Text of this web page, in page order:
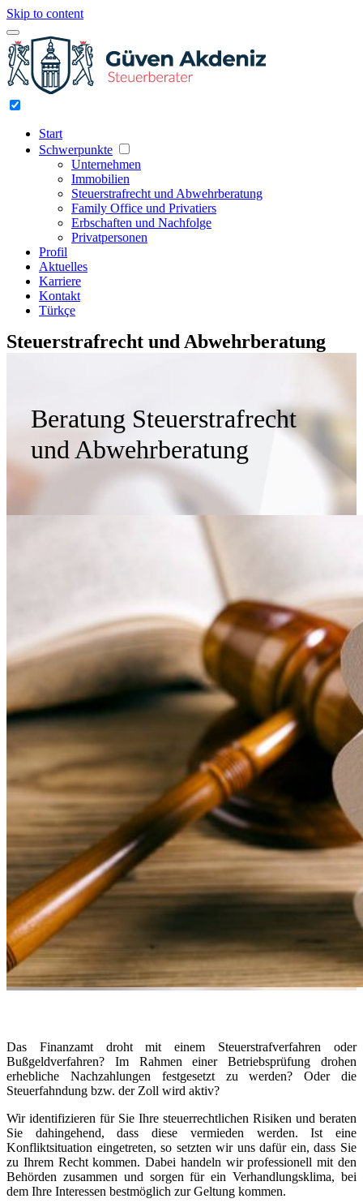
Skip to content
Start
Schwerpunkte
Unternehmen
Immobilien
Steuerstrafrecht und Abwehrberatung
Family Office und Privatiers
Erbschaften und Nachfolge
Privatpersonen
Profil
Aktuelles
Karriere
Kontakt
Türkçe
Steuerstrafrecht und Abwehrberatung
Beratung Steuerstrafrecht
und Abwehrberatung
Das Finanzamt droht mit einem Steuerstrafverfahren oder
Bußgeldverfahren? Im Rahmen einer Betriebsprüfung drohen
erhebliche Nachzahlungen festgesetzt zu werden? Oder die
Steuerfahndung bzw. der Zoll wird aktiv?
Wir identifizieren für Sie Ihre steuerrechtlichen Risiken und beraten
Sie dahingehend, dass diese vermieden werden. Ist eine
Konfliktsituation eingetreten, so setzten wir uns dafür ein, dass Sie
zu Ihrem Recht kommen. Dabei handeln wir professionell mit den
Behörden zusammen und sorgen für ein Verhandlungsklima, bei
dem Ihre Interessen bestmöglich zur Geltung kommen.